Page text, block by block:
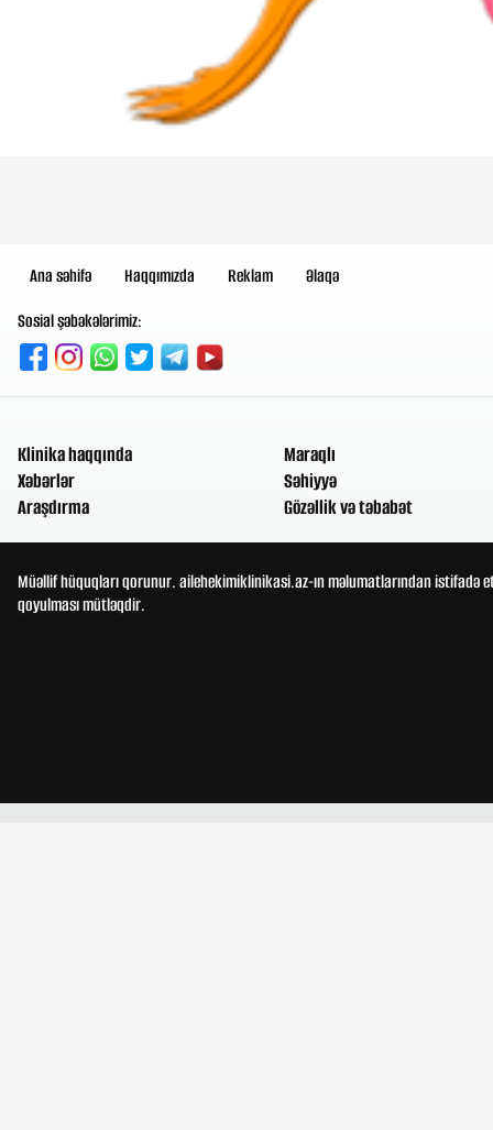
Ana səhifə Haqqımızda Reklam
Əlaqə
Sosial şəbəkələrimiz:
Klinika haqqında
Xəbərlər
Araşdırma
Maraqlı
Səhiyyə
Gözəllik və təbabət
Müəllif hüquqları qorunur. ailehekimiklinikasi.az-ın məlumatlarından
qoyulması mütləqdir.